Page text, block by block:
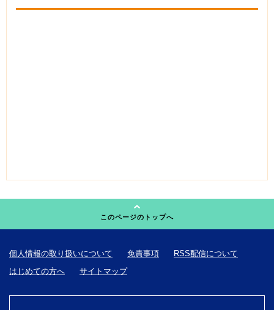
このページのトップへ
個人情報の取り扱いについて 免責事項
RSS配信について
はじめての方へ
サイトマップ